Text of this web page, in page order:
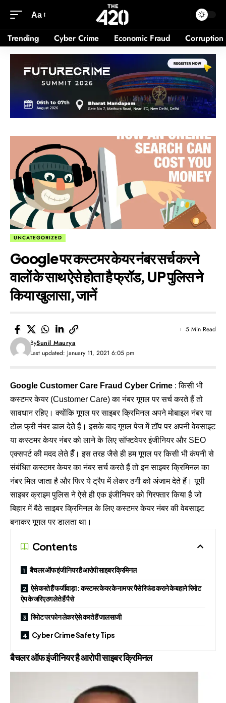
Aa
Trending Cyber Crime Economic Fraud Corruption
UNCATEGORIZED
Google पर कस्टमर केयर नंबर सर्च करने
वालों के साथ ऐसे होता है फ्रॉड, UP पुलिस ने
किया खुलासा, जानें
Last updated: January 11, 2021 6:05 pm
BySunil Maurya
5 Min Read
Google Customer Care Fraud Cyber Crime : किसी भी
कस्टमर केयर (Customer Care) का नंबर गूगल पर सर्च करते हैं तो
सावधान रहिए। क्योंकि गूगल पर साइबर क्रिमिनल अपने मोबाइल नंबर या
टोल फ्री नंबर डाल देते हैं। इसके बाद गूगल पेज में टॉप पर अपनी वेबसाइट
या कस्टमर केयर नंबर को लाने के लिए सॉफ्टवेयर इंजीनियर और SEO
एक्सपर्ट की मदद लेते हैँ। इस तरह जैसे ही हम गूगल पर किसी भी कंपनी से
संबंधित कस्टमर केयर का नंबर सर्च करते हैं तो इन साइबर क्रिमिनल का
नंबर मिल जाता है और फिर ये ट्रैप में लेकर ठगी को अंजाम देते हैं। यूपी
साइबर क्राइम पुलिस ने ऐसे ही एक इंजीनियर को गिरफ्तार किया है जो
बिहार में बैठे साइबर क्रिमिनल के लिए कस्टमर केयर नंबर की वेबसाइट
बनाकर गूगल पर डालता था।
Contents
बैचलर ऑफ इंजीनियर है आरोपी साइबर क्रिमिनल
ऐसे करते हैं फर्जीवाड़ा : कस्टमर केयर के नाम पर पैसे रिफंड कराने के बहाने रिमोट
ऐप के जरिए ठग लेते हैं पैसे
रिमोट पर फोन लेकर ऐसे करते हैं जालसाजी
Cyber Crime Safety Tips
बैचलर ऑफ इंजीनियर है आरोपी साइबर क्रिमिनल